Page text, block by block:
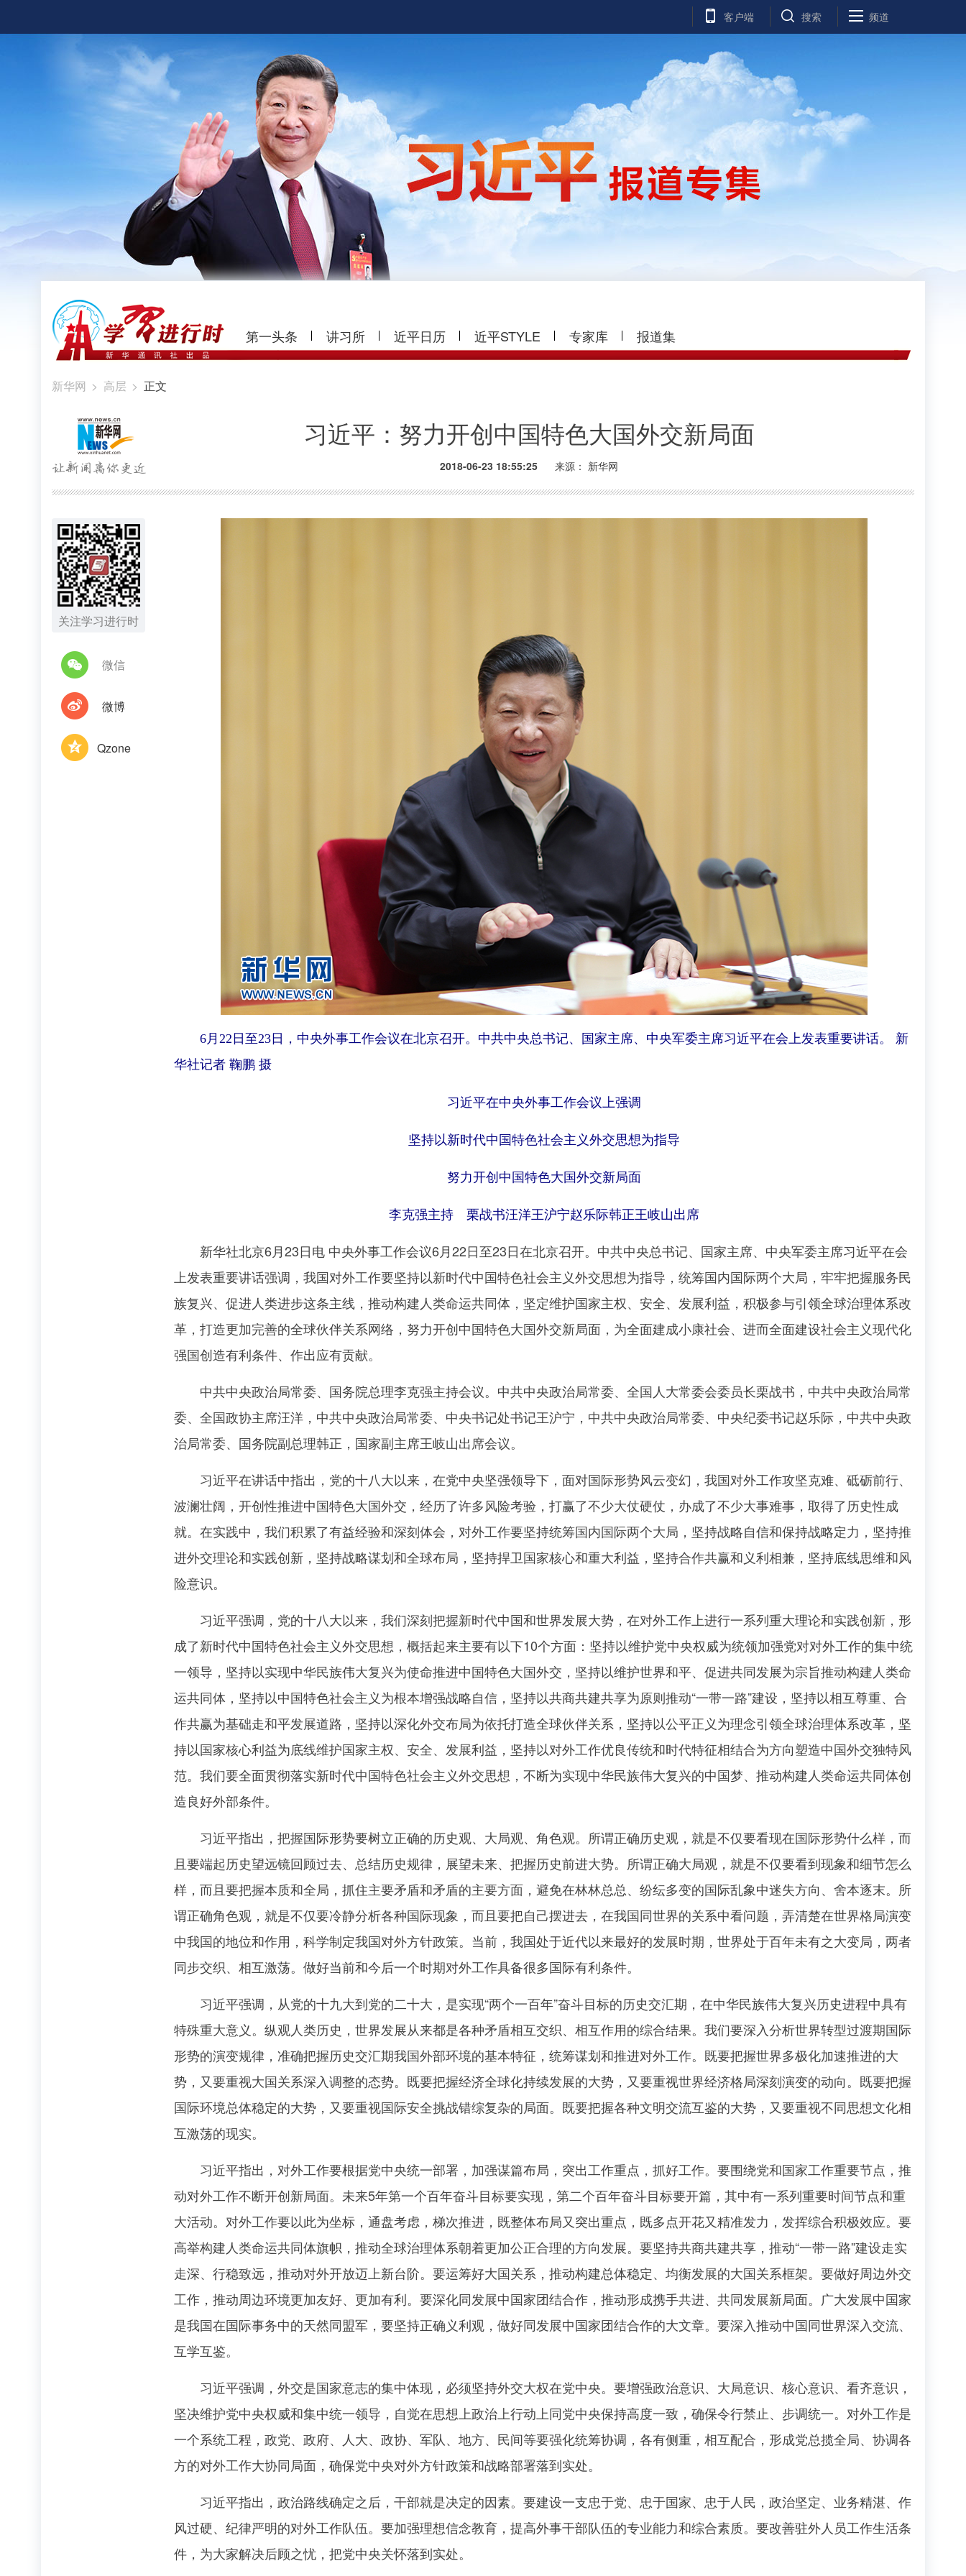
客户端 搜索 频道
第一头条 讲习所 近平日历 近平STYLE 专家库 报道集
新华网 > 高层 > 正文
习近平：努力开创中国特色大国外交新局面
2018-06-23 18:55:25 来源： 新华网
关注学习进行时
微信
微博
Qzone
6月22日至23日，中央外事工作会议在北京召开。中共中央总书记、国家主席、中央军委主席习近平在会上发表重要讲话。 新
华社记者 鞠鹏 摄
习近平在中央外事工作会议上强调
坚持以新时代中国特色社会主义外交思想为指导
努力开创中国特色大国外交新局面
李克强主持 栗战书汪洋王沪宁赵乐际韩正王岐山出席
新华社北京6月23日电 中央外事工作会议6月22日至23日在北京召开。中共中央总书记、国家主席、中央军委主席习近平在会
上发表重要讲话强调，我国对外工作要坚持以新时代中国特色社会主义外交思想为指导，统筹国内国际两个大局，牢牢把握服务民
族复兴、促进人类进步这条主线，推动构建人类命运共同体，坚定维护国家主权、安全、发展利益，积极参与引领全球治理体系改
革，打造更加完善的全球伙伴关系网络，努力开创中国特色大国外交新局面，为全面建成小康社会、进而全面建设社会主义现代化
强国创造有利条件、作出应有贡献。
中共中央政治局常委、国务院总理李克强主持会议。中共中央政治局常委、全国人大常委会委员长栗战书，中共中央政治局常
委、全国政协主席汪洋，中共中央政治局常委、中央书记处书记王沪宁，中共中央政治局常委、中央纪委书记赵乐际，中共中央政
治局常委、国务院副总理韩正，国家副主席王岐山出席会议。
习近平在讲话中指出，党的十八大以来，在党中央坚强领导下，面对国际形势风云变幻，我国对外工作攻坚克难、砥砺前行、
波澜壮阔，开创性推进中国特色大国外交，经历了许多风险考验，打赢了不少大仗硬仗，办成了不少大事难事，取得了历史性成
就。在实践中，我们积累了有益经验和深刻体会，对外工作要坚持统筹国内国际两个大局，坚持战略自信和保持战略定力，坚持推
进外交理论和实践创新，坚持战略谋划和全球布局，坚持捍卫国家核心和重大利益，坚持合作共赢和义利相兼，坚持底线思维和风
险意识。
习近平强调，党的十八大以来，我们深刻把握新时代中国和世界发展大势，在对外工作上进行一系列重大理论和实践创新，形
成了新时代中国特色社会主义外交思想，概括起来主要有以下10个方面：坚持以维护党中央权威为统领加强党对对外工作的集中统
一领导，坚持以实现中华民族伟大复兴为使命推进中国特色大国外交，坚持以维护世界和平、促进共同发展为宗旨推动构建人类命
运共同体，坚持以中国特色社会主义为根本增强战略自信，坚持以共商共建共享为原则推动“一带一路”建设，坚持以相互尊重、合
作共赢为基础走和平发展道路，坚持以深化外交布局为依托打造全球伙伴关系，坚持以公平正义为理念引领全球治理体系改革，坚
持以国家核心利益为底线维护国家主权、安全、发展利益，坚持以对外工作优良传统和时代特征相结合为方向塑造中国外交独特风
范。我们要全面贯彻落实新时代中国特色社会主义外交思想，不断为实现中华民族伟大复兴的中国梦、推动构建人类命运共同体创
造良好外部条件。
习近平指出，把握国际形势要树立正确的历史观、大局观、角色观。所谓正确历史观，就是不仅要看现在国际形势什么样，而
且要端起历史望远镜回顾过去、总结历史规律，展望未来、把握历史前进大势。所谓正确大局观，就是不仅要看到现象和细节怎么
样，而且要把握本质和全局，抓住主要矛盾和矛盾的主要方面，避免在林林总总、纷纭多变的国际乱象中迷失方向、舍本逐末。所
谓正确角色观，就是不仅要冷静分析各种国际现象，而且要把自己摆进去，在我国同世界的关系中看问题，弄清楚在世界格局演变
中我国的地位和作用，科学制定我国对外方针政策。当前，我国处于近代以来最好的发展时期，世界处于百年未有之大变局，两者
同步交织、相互激荡。做好当前和今后一个时期对外工作具备很多国际有利条件。
习近平强调，从党的十九大到党的二十大，是实现“两个一百年”奋斗目标的历史交汇期，在中华民族伟大复兴历史进程中具有
特殊重大意义。纵观人类历史，世界发展从来都是各种矛盾相互交织、相互作用的综合结果。我们要深入分析世界转型过渡期国际
形势的演变规律，准确把握历史交汇期我国外部环境的基本特征，统筹谋划和推进对外工作。既要把握世界多极化加速推进的大
势，又要重视大国关系深入调整的态势。既要把握经济全球化持续发展的大势，又要重视世界经济格局深刻演变的动向。既要把握
国际环境总体稳定的大势，又要重视国际安全挑战错综复杂的局面。既要把握各种文明交流互鉴的大势，又要重视不同思想文化相
互激荡的现实。
习近平指出，对外工作要根据党中央统一部署，加强谋篇布局，突出工作重点，抓好工作。要围绕党和国家工作重要节点，推
动对外工作不断开创新局面。未来5年第一个百年奋斗目标要实现，第二个百年奋斗目标要开篇，其中有一系列重要时间节点和重
大活动。对外工作要以此为坐标，通盘考虑，梯次推进，既整体布局又突出重点，既多点开花又精准发力，发挥综合积极效应。要
高举构建人类命运共同体旗帜，推动全球治理体系朝着更加公正合理的方向发展。要坚持共商共建共享，推动“一带一路”建设走实
走深、行稳致远，推动对外开放迈上新台阶。要运筹好大国关系，推动构建总体稳定、均衡发展的大国关系框架。要做好周边外交
工作，推动周边环境更加友好、更加有利。要深化同发展中国家团结合作，推动形成携手共进、共同发展新局面。广大发展中国家
是我国在国际事务中的天然同盟军，要坚持正确义利观，做好同发展中国家团结合作的大文章。要深入推动中国同世界深入交流、
互学互鉴。
习近平强调，外交是国家意志的集中体现，必须坚持外交大权在党中央。要增强政治意识、大局意识、核心意识、看齐意识，
坚决维护党中央权威和集中统一领导，自觉在思想上政治上行动上同党中央保持高度一致，确保令行禁止、步调统一。对外工作是
一个系统工程，政党、政府、人大、政协、军队、地方、民间等要强化统筹协调，各有侧重，相互配合，形成党总揽全局、协调各
方的对外工作大协同局面，确保党中央对外方针政策和战略部署落到实处。
习近平指出，政治路线确定之后，干部就是决定的因素。要建设一支忠于党、忠于国家、忠于人民，政治坚定、业务精湛、作
风过硬、纪律严明的对外工作队伍。要加强理想信念教育，提高外事干部队伍的专业能力和综合素质。要改善驻外人员工作生活条
件，为大家解决后顾之忧，把党中央关怀落到实处。